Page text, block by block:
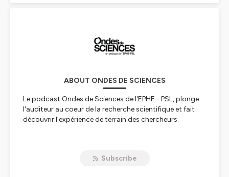
ABOUT ONDES DE SCIENCES
Le podcast Ondes de Sciences de l'EPHE - PSL, plonge
l'auditeur au coeur de la recherche scientifique et fait
découvrir l'expérience de terrain des chercheurs.
Subscribe